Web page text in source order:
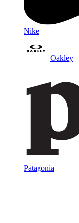
Nike
Oakley
Patagonia